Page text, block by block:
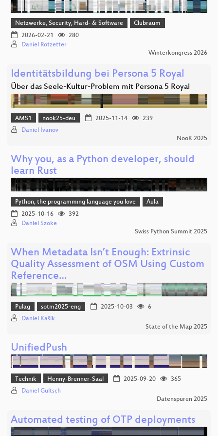
Netzwerke, Security, Hard- & Software
Clubraum
2026-02-21
280
Daniel Rotzetter
Winterkongress 2026
Identitätsbildung bei Persona 5 Royal
Über das Seele-Kultur-Problem mit Persona 5 Royal
AMS1 nook25-deu 2025-11-14
239
Daniel Ivanov
NooK 2025
Why you, as a Python developer, should
learn Rust
Python, the programming language you love
Aula
2025-10-16
392
Daniel Szoke
Swiss Python Summit 2025
When Metadata Isn’t Enough: Extrinsic
Quality Assessment of OSM Using Custom
Reference…
Pulag sotm2025-eng 2025-10-03
6
Daniel Kašík
State of the Map 2025
UnifiedPush
Technik Henny-Brenner-Saal 2025-09-20
365
Daniel Gultsch
Datenspuren 2025
Automated testing of OTP deployments